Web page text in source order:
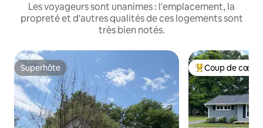
Les voyageurs sont unanimes : l'emplacement, la
propreté et d'autres qualités de ces logements sont
très bien notés.
Superhôte
Superhôte Coup de cœur
Coup de cœur